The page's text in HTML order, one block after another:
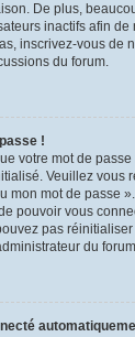
De plus,
inactifs afin
inscrivez-vous de
du forum.
!
votre mot de
Veuillez vous
mon mot de passe
pouvoir vous
pas
du